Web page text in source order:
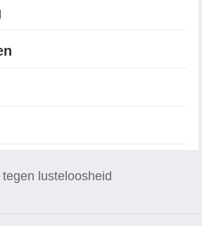
tegen lusteloosheid